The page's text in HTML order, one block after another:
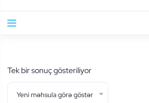
Tek bir sonuç gösteriliyor
Yeni məhsula görə göstər